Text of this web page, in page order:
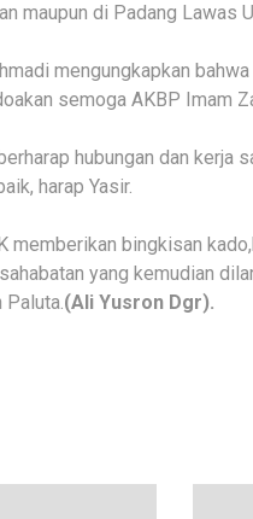
maupun di Padang Lawas
mengungkapkan
semoga AKBP Imam
hubungan dan kerja
harap Yasir.
memberikan bingkisan
yang kemudian
(Ali Yusron Dgr).